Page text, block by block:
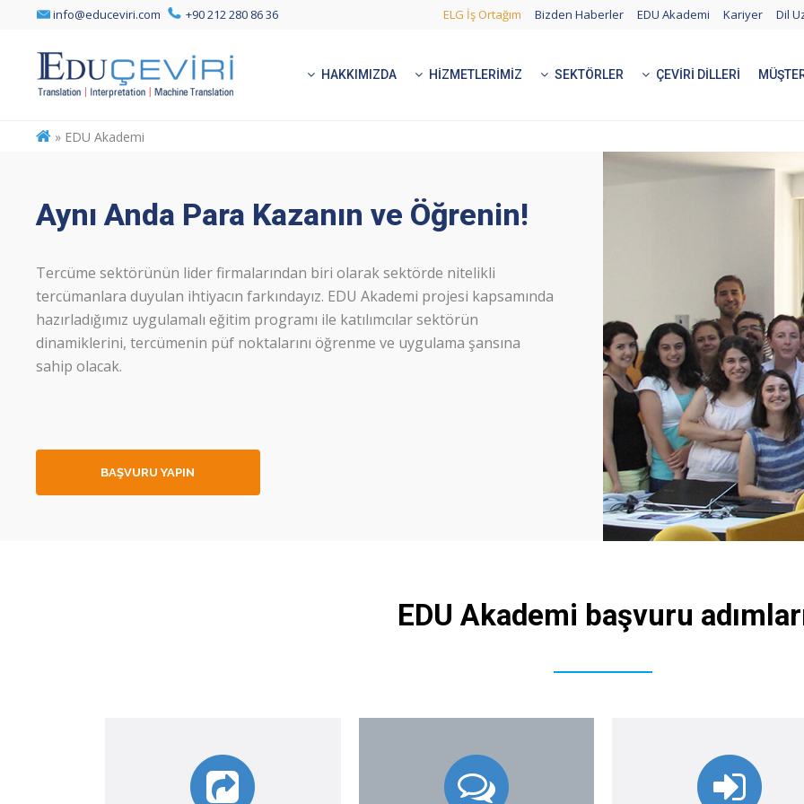
info@educeviri.com +90 212 280 86 36 ELG İş Ortağım Bizden Haberler EDU Akademi Kariyer Dil
HAKKIMIZDA HIZMETLERIMIZ SEKTÖRLER ÇEVIRI DILLERI
» EDU Akademi
Aynı Anda Para Kazanın ve Öğrenin!
Tercüme sektörünün lider firmalarından biri olarak sektörde nitelikli
tercümanlara duyulan ihtiyacın farkındayız. EDU Akademi projesi kapsamında
hazırladığımız uygulamalı eğitim programı ile katılımcılar sektörün
dinamiklerini, tercümenin püf noktalarını öğrenme ve uygulama şansına
sahip olacak.
BAŞVURU YAPIN
EDU Akademi başvuru